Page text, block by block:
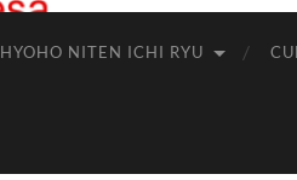
HYOHO NITEN ICHI RYU